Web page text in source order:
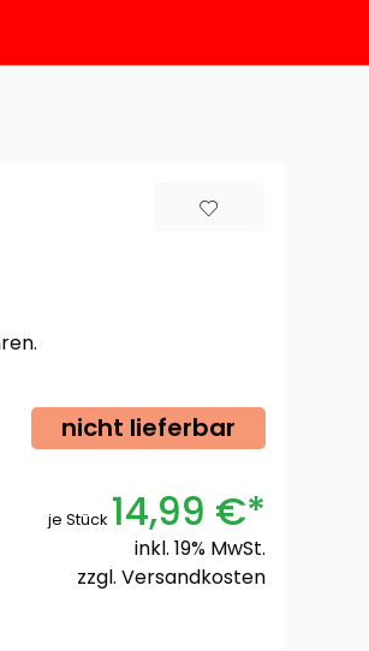
nicht lieferbar
je Stück 14,99 €*
inkl. 19% MwSt.
zzgl. Versandkosten